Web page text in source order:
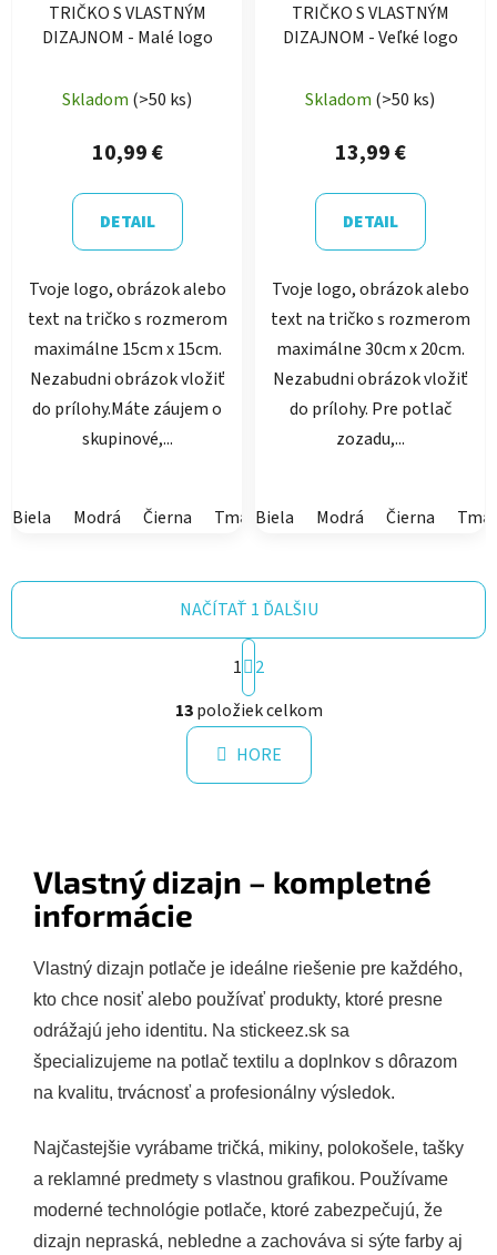
TRIČKO S VLASTNÝM
DIZAJNOM - Malé logo
Skladom (>50 ks)
10,99 €
DETAIL
Tvoje logo, obrázok alebo
text na tričko s rozmerom
maximálne 15cm x 15cm.
Nezabudni obrázok vložiť
do prílohy.Máte záujem o
skupinové,...
Biela Modrá Čierna Tmavomodrá Červená
TRIČKO S VLASTNÝM
DIZAJNOM - Veľké logo
Skladom (>50 ks)
13,99 €
DETAIL
Tvoje logo, obrázok alebo
text na tričko s rozmerom
maximálne 30cm x 20cm.
Nezabudni obrázok vložiť
do prílohy. Pre potlač
zozadu,...
Biela Modrá Čierna
O
v
l
á
d
e
v
y
v
ý
p
i
u
NAČÍTAŤ 1 ĎALŠIU
S
t
r
á
n
k
e
1
2
13položiek celkom
HORE
Vlastný dizajn – kompletné
informácie
Vlastný dizajn potlače je ideálne riešenie pre každého,
kto chce nosiť alebo používať produkty, ktoré presne
odrážajú jeho identitu. Na stickeez.sk sa
špecializujeme na potlač textilu a doplnkov s dôrazom
na kvalitu, trvácnosť a profesionálny výsledok.
Najčastejšie vyrábame tričká, mikiny, polokošele, tašky
a reklamné predmety s vlastnou grafikou. Používame
moderné technológie potlače, ktoré zabezpečujú, že
dizajn nepraská, nebledne a zachováva si sýte farby aj